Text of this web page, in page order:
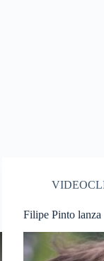
Filipe Pinto